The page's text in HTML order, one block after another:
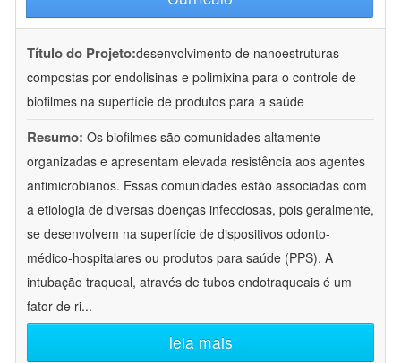
Título do Projeto:desenvolvimento de nanoestruturas
compostas por endolisinas e polimixina para o controle de
biofilmes na superfície de produtos para a saúde
Resumo: Os biofilmes são comunidades altamente
organizadas e apresentam elevada resistência aos agentes
antimicrobianos. Essas comunidades estão associadas com
a etiologia de diversas doenças infecciosas, pois geralmente,
se desenvolvem na superfície de dispositivos odonto-
médico-hospitalares ou produtos para saúde (PPS). A
intubação traqueal, através de tubos endotraqueais é um
fator de ri...
leia mais